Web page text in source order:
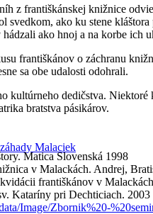
Malaciek
z františkánskej knižnice
svedkom, ako ku stene
ako hnoj a na korbe ich
františkánov o záchranu
sa obe udalosti odohrali.
kultúrneho dedičstva.
bratstva pásikárov.
Matica Slovenská 1998
v Malackách. Andrej,
františkánov v
Kataríny pri Dechticiach. 2003
Image/Zbornik%20-